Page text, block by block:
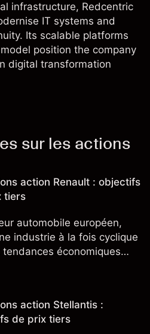
infrastructure, Redcentric
IT systems and
Its scalable platforms
position the company
digital transformation
sur les actions
action Renault : objectifs
tiers
automobile européen,
industrie à la fois cyclique
économiques
action Stellantis :
de prix tiers